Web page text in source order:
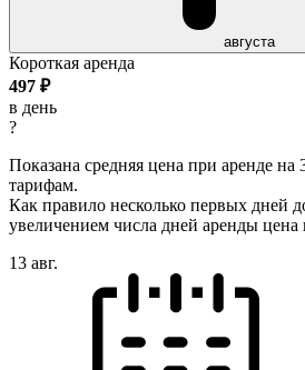
августа
Короткая аренда
497 ₽
в день
?
Показана средняя цена при аренде
тарифам.
Как правило несколько первых дней
увеличением числа дней аренды цена
13 авг.